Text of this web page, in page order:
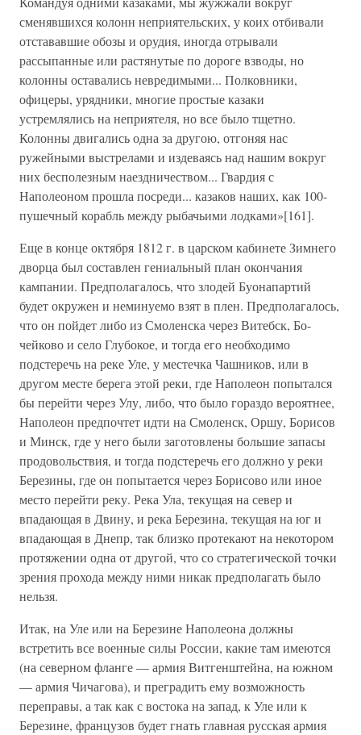
сменявшихся колонн неприятельских, у коих отбивали
отстававшие обозы и орудия, иногда отрывали
рассыпанные или растянутые по дороге взводы, но
колонны оставались невредимыми... Полковники,
офицеры, урядники, многие простые казаки
устремлялись на неприятеля, но все было тщетно.
Колонны двигались одна за другою, отгоняя нас
ружейными выстрелами и издеваясь над нашим вокруг
них бесполезным наездничеством... Гвардия с
Наполеоном прошла посреди... казаков наших, как 100-
пушечный корабль между рыбачьими лодками»[161].
Еще в конце октября 1812 г. в царском кабинете Зимнего
дворца был составлен гениальный план окончания
кампании. Предполагалось, что злодей Буонапартий
будет окружен и неминуемо взят в плен. Предполагалось,
что он пойдет либо из Смоленска через Витебск, Бо-
чейково и село Глубокое, и тогда его необходимо
подстеречь на реке Уле, у местечка Чашников, или в
другом месте берега этой реки, где Наполеон попытался
бы перейти через Улу, либо, что было гораздо вероятнее,
Наполеон предпочтет идти на Смоленск, Оршу, Борисов
и Минск, где у него были заготовлены большие запасы
продовольствия, и тогда подстеречь его должно у реки
Березины, где он попытается через Борисово или иное
место перейти реку. Река Ула, текущая на север и
впадающая в Двину, и река Березина, текущая на юг и
впадающая в Днепр, так близко протекают на некотором
протяжении одна от другой, что со стратегической точки
зрения прохода между ними никак предполагать было
нельзя.
Итак, на Уле или на Березине Наполеона должны
встретить все военные силы России, какие там имеются
(на северном фланге — армия Витгенштейна, на южном
— армия Чичагова), и преградить ему возможность
переправы, а так как с востока на запад, к Уле или к
Березине, французов будет гнать главная русская армия